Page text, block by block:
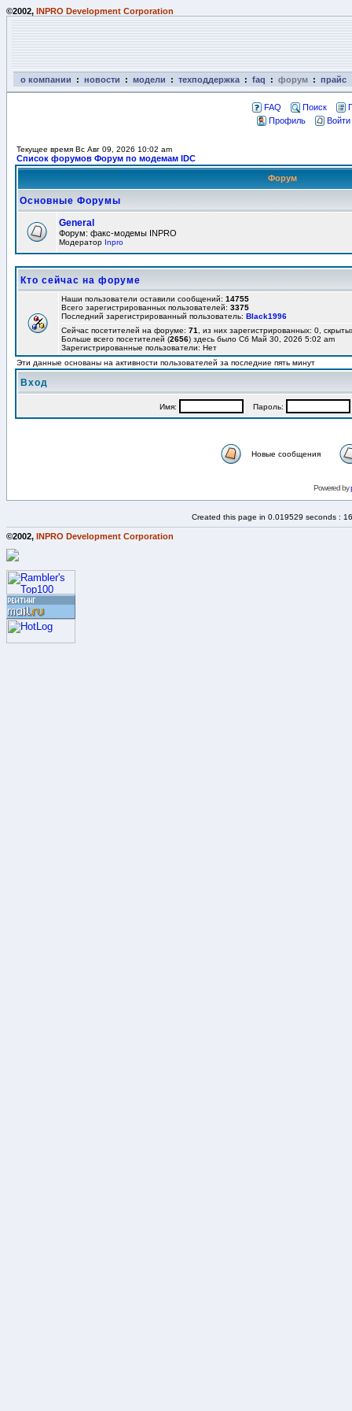
©2002, INPRO Development Corporation
о компании : новости : модели : техподдержка : faq : форум : прайс
FAQ Поиск
Профиль
Текущее время Вс Авг 09, 2026 10:02 am
Список форумов Форум по модемам IDC
Форум
Основные Форумы
General
Форум: факс-модемы INPRO
Модератор Inpro
Кто сейчас на форуме
Наши пользователи оставили сообщений: 14755
Всего зарегистрированных пользователей: 3375
Последний зарегистрированный пользователь: Black1996
Сейчас посетителей на форуме: 71
, из них зарегистрированных: 0,
Больше всего посетителей (2656) здесь было Сб Май 30, 2026 5:02 am
Зарегистрированные пользователи: Нет
Эти данные основаны на активности пользователей за последние пять минут
Вход
Имя: Пароль:
Новые сообщения
Powered by
Created this page in 0.019529 seconds :
©2002, INPRO Development Corporation